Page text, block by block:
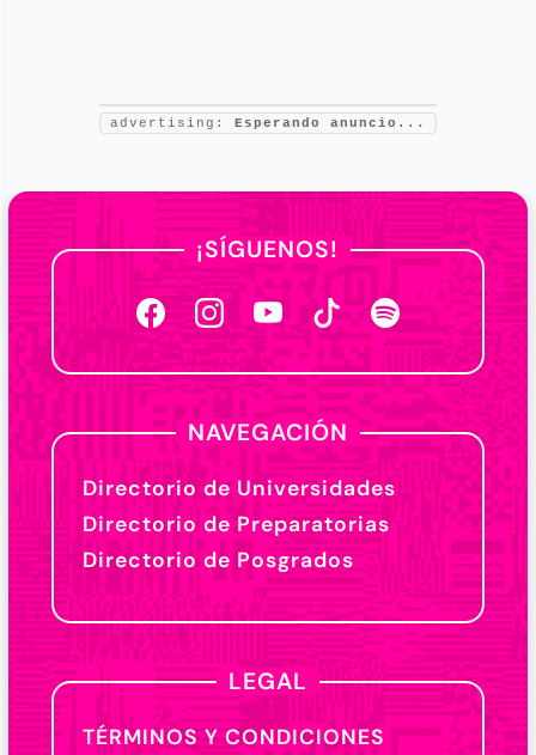
advertising: Esperando anuncio...
¡SÍGUENOS!
NAVEGACIÓN
Directorio de Universidades
Directorio de Preparatorias
Directorio de Posgrados
LEGAL
TÉRMINOS Y CONDICIONES